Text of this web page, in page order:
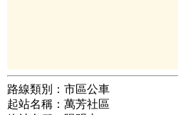
路線類別：市區公車
起站名稱：萬芳社區